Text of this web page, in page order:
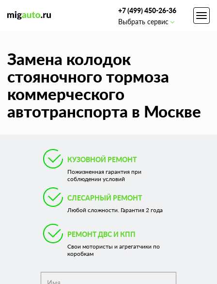
+7 (499) 450-26-36
Выбрать сервис
Замена колодок
стояночного тормоза
коммерческого
автотранспорта в Москве
КУЗОВНОЙ РЕМОНТ
Пожизненная гарантия при
соблюдении условий
СЛЕСАРНЫЙ РЕМОНТ
Любой сложности. Гарантия 2 года
РЕМОНТ ДВС И КПП
Свои мотористы и агрегатчики по
коробкам